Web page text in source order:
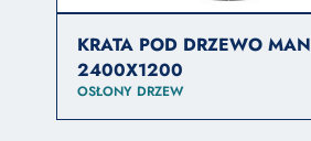
KRATA POD DRZEWO
2400X1200
OSŁONY DRZEW